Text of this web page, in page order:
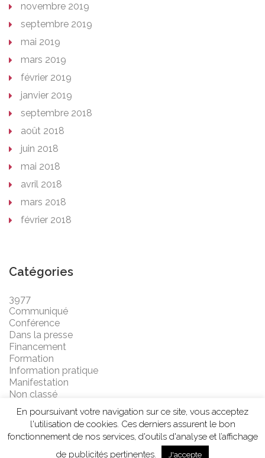
novembre 2019
septembre 2019
mai 2019
mars 2019
février 2019
janvier 2019
septembre 2018
août 2018
juin 2018
mai 2018
avril 2018
mars 2018
février 2018
Catégories
3977
Communiqué
Conférence
Dans la presse
Financement
Formation
Information pratique
Manifestation
Non classé
En poursuivant votre navigation sur ce site, vous acceptez
l'utilisation de cookies. Ces derniers assurent le bon
fonctionnement de nos services, d'outils d'analyse et l’affichage
de publicités pertinentes.
J'accepte